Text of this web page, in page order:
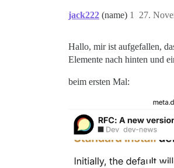
jack222 (name) 27.
1
Hallo, mir ist aufgefallen,
Elemente nach hinten und
beim ersten Mal: